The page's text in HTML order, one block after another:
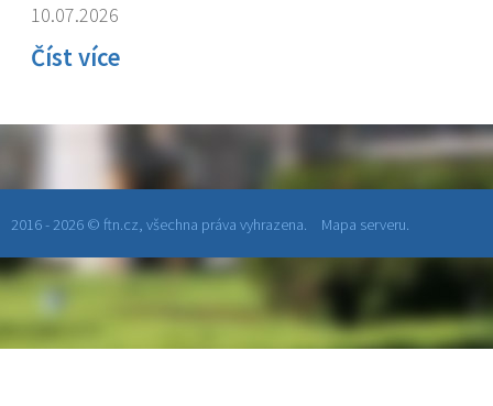
10.07.2026
Číst více
2016 - 2026 © ftn.cz, všechna práva vyhrazena. Mapa serveru.